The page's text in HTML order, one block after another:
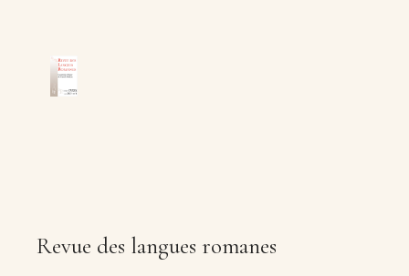
Revue des langues romanes